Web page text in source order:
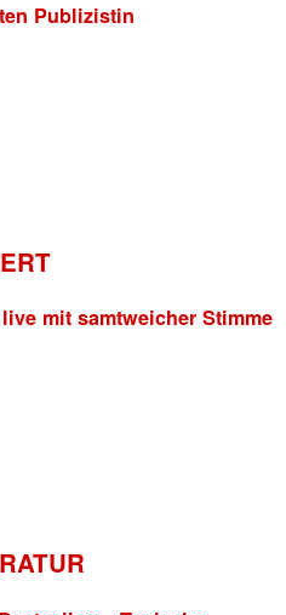
Publizistin
mit samtweicher Stimme